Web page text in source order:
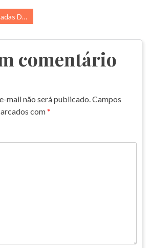
Plástico
comentário
mail não será publicado.Campos
com*